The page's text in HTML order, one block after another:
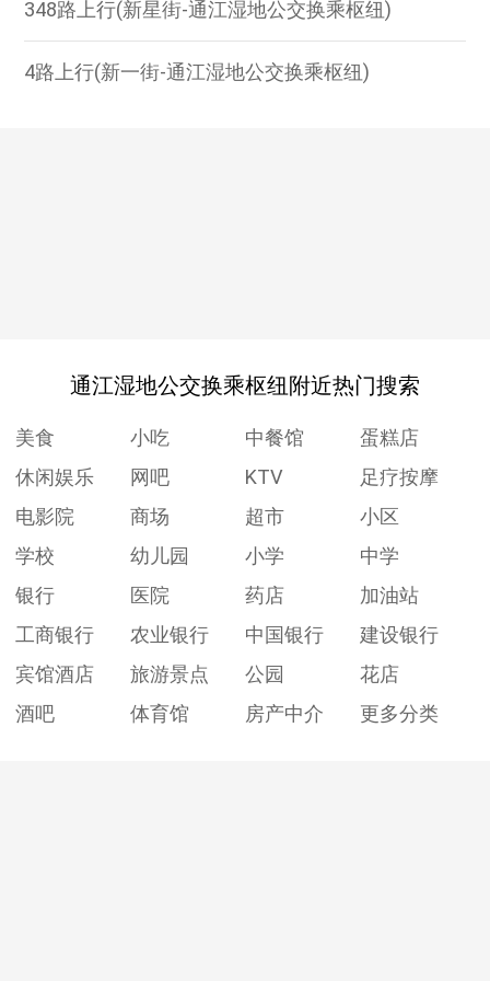
348路上行(新星街-通江湿地公交换乘枢纽)
4路上行(新一街-通江湿地公交换乘枢纽)
通江湿地公交换乘枢纽附近热门搜索
美食 小吃 中餐馆
蛋糕店
休闲娱乐
网吧 KTV
足疗按摩
电影院
商场 超市
小区
学校
幼儿园 小学
中学
银行
医院 药店
加油站
工商银行
农业银行 中国银行
建设银行
宾馆酒店
旅游景点 公园
花店
酒吧
体育馆 房产中介 更多分类